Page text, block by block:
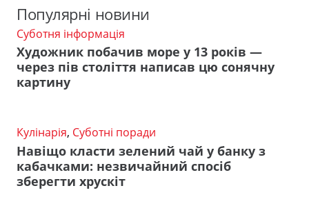
Популярні новини
Суботня інформація
Художник побачив море у 13 років —
через пів століття написав цю сонячну
картину
Кулінарія, Суботні поради
Навіщо класти зелений чай у банку з
кабачками: незвичайний спосіб
зберегти хрускіт